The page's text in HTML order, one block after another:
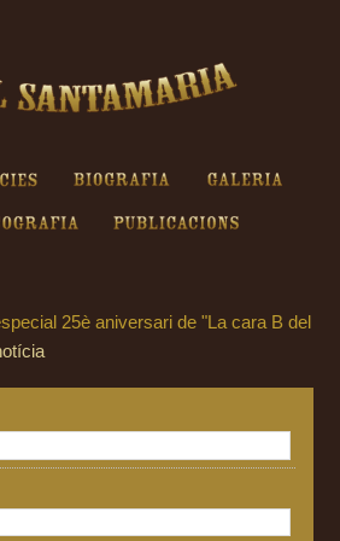
Biografia Galeria
Discografia Publicacions
25è aniversari de "La cara B del